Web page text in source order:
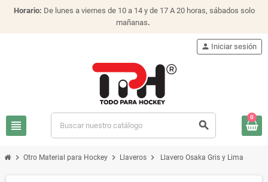
Horario: De lunes a viernes de 10 a 14 y de 17 A 20 horas, sábados solo
mañanas.
view_headline search
person Iniciar sesión
0
chevron_right Otro Material para Hockey chevron_right Llaveros chevron_right Llavero Osaka Gris y Lima